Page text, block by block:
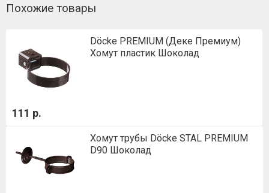
Похожие товары
Döcke PREMIUM (Деке Премиум)
Хомут пластик Шоколад
111 р.
Хомут трубы Döcke STAL PREMIUM
D90 Шоколад